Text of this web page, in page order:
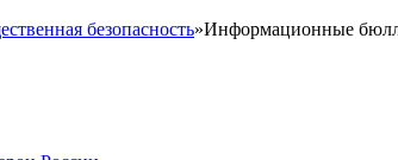
безопасность»Информационные